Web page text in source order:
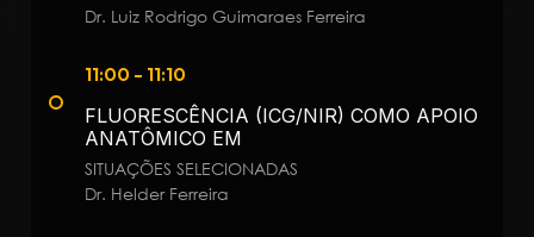
Dr. Luiz Rodrigo Guimaraes Ferreira
11:00 - 11:10
FLUORESCÊNCIA (ICG/NIR) COMO APOIO
ANATÔMICO EM
SITUAÇÕES SELECIONADAS
Dr. Helder Ferreira